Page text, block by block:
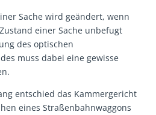
Sache wird geändert, wenn
einer Sache unbefugt
des optischen
muss dabei eine gewisse
entschied das Kammergericht
eines Straßenbahnwaggons